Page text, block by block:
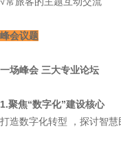
峰会议题
一场峰会 三大专业论坛
1.聚焦“数字化”建设核心
打造数字化转型 ，探讨智慧